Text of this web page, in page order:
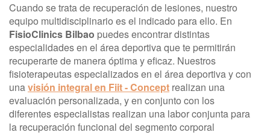
Cuando se trata de recuperación de lesiones, nuestro
equipo multidisciplinario es el indicado para ello. En
FisioClinics Bilbao puedes encontrar distintas
especialidades en el área deportiva que te permitirán
recuperarte de manera óptima y eficaz. Nuestros
fisioterapeutas especializados en el área deportiva y con
unavisión integral en Fiit - Concept realizan una
evaluación personalizada, y en conjunto con los
diferentes especialistas realizan una labor conjunta para
la recuperación funcional del segmento corporal